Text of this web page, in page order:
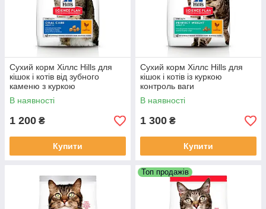
Сухий корм Хіллс Hills для
кішок і котів від зубного
каменю з куркою
В наявності
1 200 ₴
Купити
Сухий корм Хіллс Hills для
кішок і котів із куркою
контроль ваги
В наявності
1 300 ₴
Купити
Топ продажів